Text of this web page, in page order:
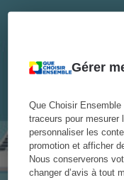
Gérer
Que Choisir
traceurs pour mesurer
personnaliser les
promotion et afficher
Nous conserverons
changer d’avis à tout